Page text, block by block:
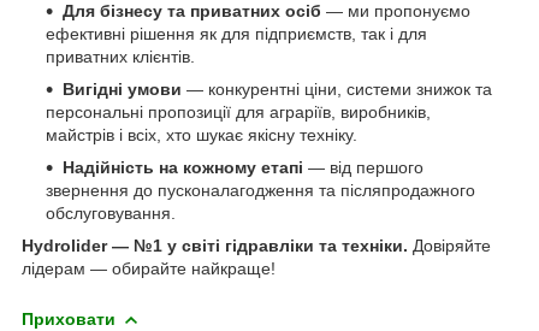
Для бізнесу та приватних осіб — ми пропонуємо
ефективні рішення як для підприємств, так і для
приватних клієнтів.
Вигідні умови — конкурентні ціни, системи знижок та
персональні пропозиції для аграріїв, виробників,
майстрів і всіх, хто шукає якісну техніку.
Надійність на кожному етапі — від першого
звернення до пусконалагодження та післяпродажного
обслуговування.
Hydrolider — №1 у світі гідравліки та техніки. Довіряйте
лідерам — обирайте найкраще!
Приховати